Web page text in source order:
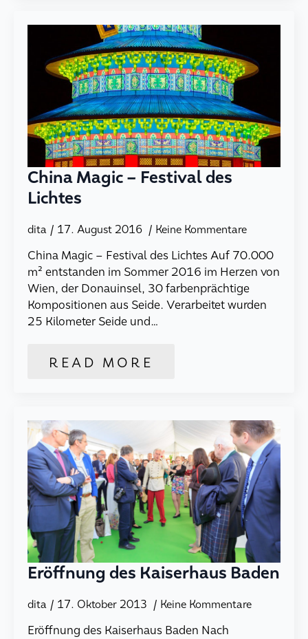
China Magic – Festival des
Lichtes
dita 17. August 2016 Keine Kommentare
China Magic – Festival des Lichtes Auf 70.000
m² entstanden im Sommer 2016 im Herzen von
Wien, der Donauinsel, 30 farbenprächtige
Kompositionen aus Seide. Verarbeitet wurden
25 Kilometer Seide und…
READ MORE
Eröffnung des Kaiserhaus Baden
dita 17. Oktober 2013 Keine Kommentare
Eröffnung des Kaiserhaus Baden Nach